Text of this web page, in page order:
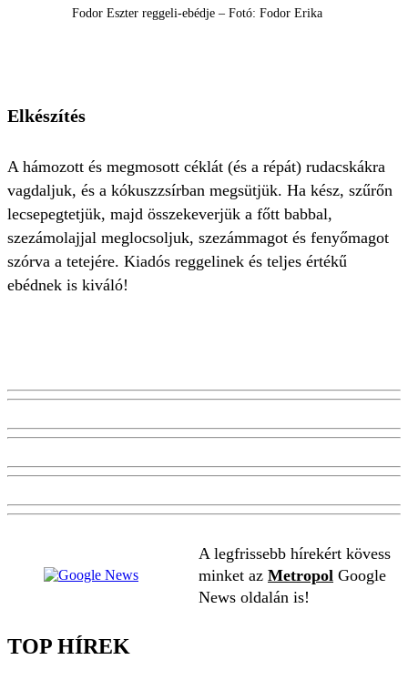
Fodor Eszter reggeli-ebédje – Fotó: Fodor Erika
Elkészítés
A hámozott és megmosott céklát (és a répát) rudacskákra
vagdaljuk, és a kókuszzsírban megsütjük. Ha kész, szűrőn
lecsepegtetjük, majd összekeverjük a főtt babbal,
szezámolajjal meglocsoljuk, szezámmagot és fenyőmagot
szórva a tetejére. Kiadós reggelinek és teljes értékű
ebédnek is kiváló!
A legfrissebb hírekért kövess
minket az Metropol Google
News oldalán is!
TOP HÍREK